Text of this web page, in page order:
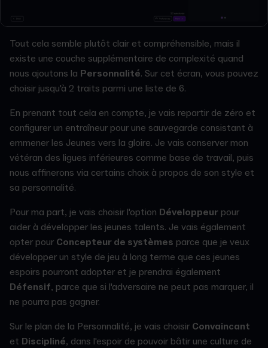
Tout cela semble plutôt clair et compréhensible, mais il
existe une couche supplémentaire de complexité quand
nous ajoutons la Personnalité. Sur cet écran, vous pouvez
choisir jusqu'à 2 traits parmi une liste de 6.
En prenant tout cela en compte, je vais repartir de zéro et
configurer un entraîneur pour une sauvegarde consistant à
emmener les Jeunes vers la gloire. Je vais conserver mon
vétéran des ligues inférieures comme base de travail, puis
nous affinerons via certains choix à propos de son style et
sa personnalité.
Pour ma part, je vais choisir l'option Développeur pour
aider à développer les jeunes talents. Je vais également
opter pour Concepteur de systèmes parce que je veux
développer un style de jeu à long terme que ces jeunes
espoirs pourront adopter et je prendrai également
Défensif, parce que si l'adversaire ne peut pas marquer, il
ne pourra pas gagner.
Sur le plan de la Personnalité, je vais choisir Convaincant
et Discipliné, dans l'espoir de pouvoir bâtir une culture de